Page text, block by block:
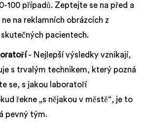
100 případů. Zeptejte se na před a
na reklamních obrázcích z
pacientech.
- Nejlepší výsledky vznikají,
s trvalým technikem, který pozná
se, s jakou laboratoří
řekne „s nějakou v městě“, je to
pevný tým.